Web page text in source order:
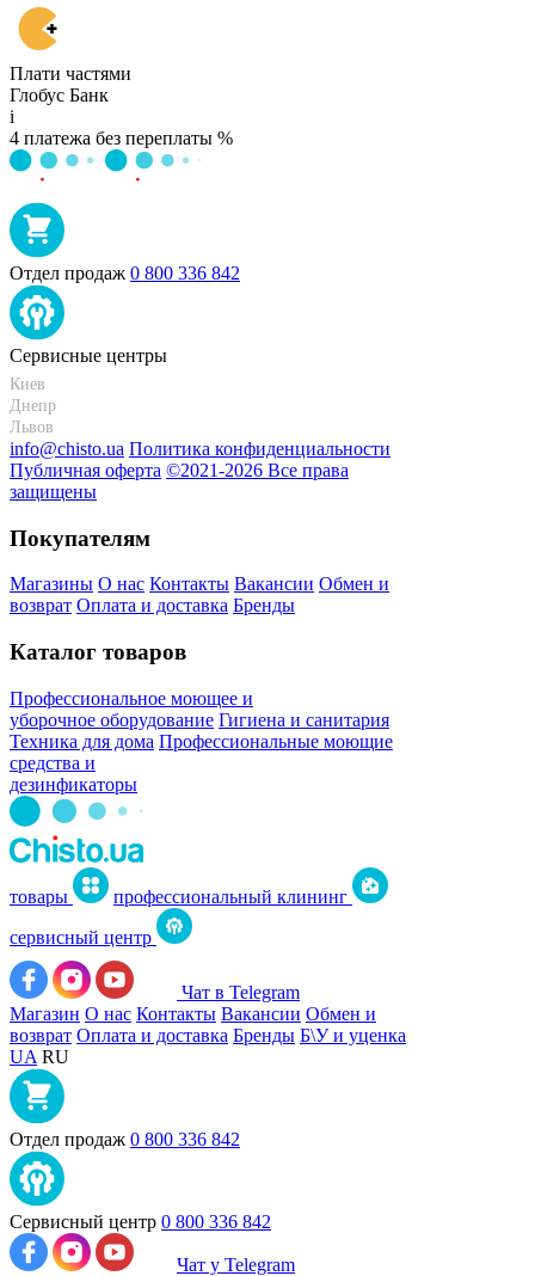
Плати частями
Глобус Банк
i
4 платежа без переплаты %
Отдел продаж 0 800 336 842
Сервисные центры
Киев
Днепр
Львов
info@chisto.ua Политика конфиденциальности
Публичная оферта ©2021-2026 Все права
защищены
Покупателям
Магазины О нас Контакты Вакансии Обмен и
возврат Оплата и доставка Бренды
Каталог товаров
Профессиональное моющее и
уборочное оборудование Гигиена и санитария
Техника для дома Профессиональные моющие
средства и
дезинфикаторы
товары
профессиональный клининг
сервисный центр
Чат в Telegram
Магазин О нас Контакты Вакансии Обмен и
возврат Оплата и доставка Бренды Б\У и уценка
UA RU
Отдел продаж 0 800 336 842
Сервисный центр 0 800 336 842
Чат у Telegram